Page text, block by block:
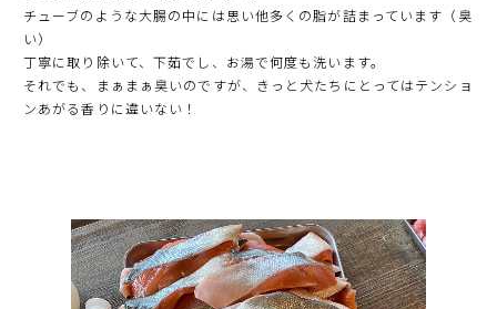
チューブのような大腸の中には思い他多くの脂が詰まっています（臭
い）
丁寧に取り除いて、下茹でし、お湯で何度も洗います。
それでも、まぁまぁ臭いのですが、きっと犬たちにとってはテンショ
ンあがる香りに違いない！